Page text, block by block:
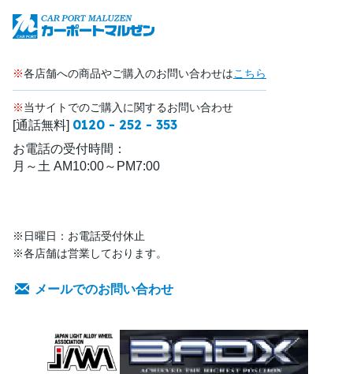
※各店舗への商品やご購入のお問い合わせはこちら
※当サイトでのご購入に関するお問い合わせ
[通話無料] 0120 - 252 - 353
お電話の受付時間：
月～土 AM10:00～PM7:00
※日曜日：お電話受付休止
※各店舗は営業しております。
メールでのお問い合わせ